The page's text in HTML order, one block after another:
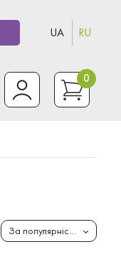
UA RU
0
За популярністю